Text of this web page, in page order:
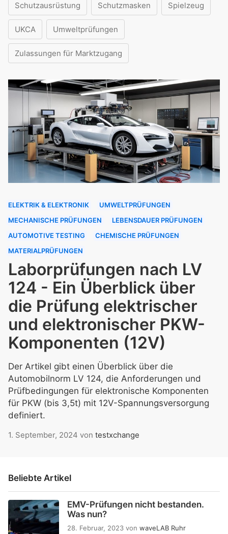
Schutzausrüstung Schutzmasken Spielzeug
UKCA Umweltprüfungen
Zulassungen für Marktzugang
ELEKTRIK & ELEKTRONIK
UMWELTPRÜFUNGEN
MECHANISCHE PRÜFUNGEN
LEBENSDAUER PRÜFUNGEN
AUTOMOTIVE TESTING
CHEMISCHE PRÜFUNGEN
MATERIALPRÜFUNGEN
Laborprüfungen nach LV
124 - Ein Überblick über
die Prüfung elektrischer
und elektronischer PKW-
Komponenten (12V)
Der Artikel gibt einen Überblick über die
Automobilnorm LV 124, die Anforderungen und
Prüfbedingungen für elektronische Komponenten
für PKW (bis 3,5t) mit 12V-Spannungsversorgung
definiert.
1. September, 2024 von testxchange
Beliebte Artikel
EMV-Prüfungen nicht bestanden.
Was nun?
28. Februar, 2023 von waveLAB Ruhr